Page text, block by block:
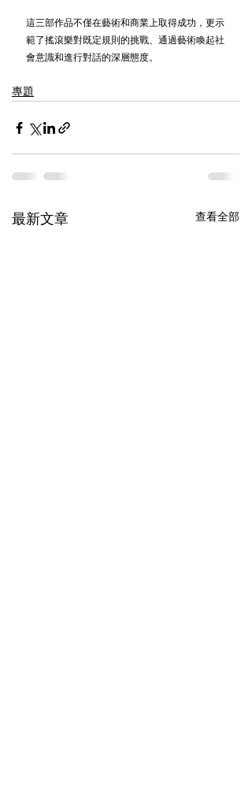
這三部作品不僅在藝術和商業上取得成功，更示
範了搖滾樂對既定規則的挑戰、通過藝術喚起社
會意識和進行對話的深層態度。
專題
最新文章 查看全部